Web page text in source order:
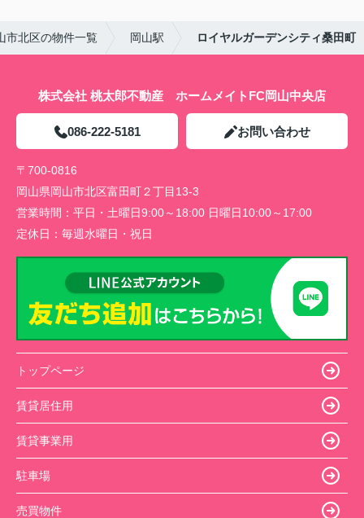
市北区の物件一覧 岡山駅 ロイヤルガーデンシティ桑田町
株式会社 桃太郎不動産 ホームメイトFC岡山中央店
086-222-5181 お問い合わせ
〒700-0816
岡山県岡山市北区富田町２丁目13-3
営業時間： 平日・土曜日9:00～18:00 日曜日10:00～17:00
定休日： 毎週水曜日・祝日
トップページ
賃貸居住用
賃貸事業用
駐車場
売買物件